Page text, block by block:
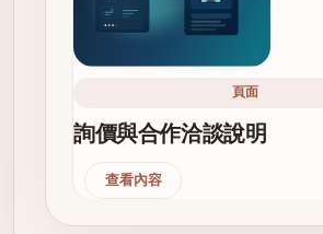
頁面
詢價與合作洽談說明
查看內容